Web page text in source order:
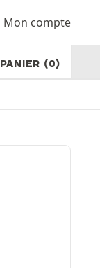
Mon compte
PANIER (0)